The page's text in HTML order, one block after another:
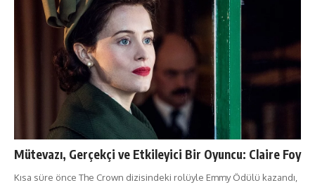
Mütevazı, Gerçekçi ve Etkileyici Bir Oyuncu: Claire Foy
Kısa süre önce The Crown dizisindeki rolüyle Emmy Ödülü kazandı,